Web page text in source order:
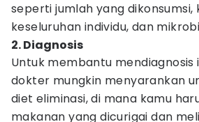
seperti jumlah yang dikonsumsi,
keseluruhan individu, dan
2. Diagnosis
Untuk membantu mendiagnosis
dokter mungkin menyarankan
diet eliminasi, di mana kamu
makanan yang dicurigai dan